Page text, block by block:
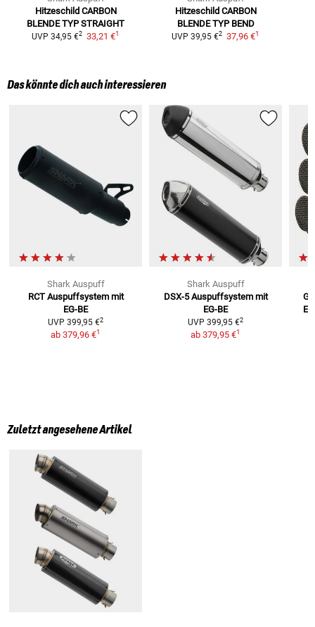
Hitzeschild CARBON
BLENDE TYP STRAIGHT
UVP 34,95 €2 33,21 €1
Hitzeschild CARBON
BLENDE TYP BEND
UVP 39,95 €2 37,96 €1
Das könnte dich auch interessieren
Shark Auspuff
RCT Auspuffsystem mit
EG-BE
UVP 399,95 €2
ab 379,96 €1
Shark Auspuff
DSX-5 Auspuffsystem mit
EG-BE
UVP 399,95 €2
ab 379,95 €1
Zuletzt angesehene Artikel